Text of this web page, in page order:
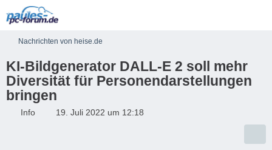
Nachrichten von heise.de
KI-Bildgenerator DALL-E 2 soll mehr
Diversität für Personendarstellungen
bringen
Info 19. Juli 2022 um 12:18